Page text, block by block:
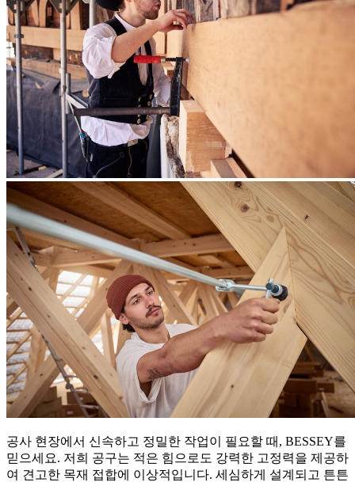
공사 현장에서 신속하고 정밀한 작업이 필요할 때, BESSEY를
믿으세요. 저희 공구는 적은 힘으로도 강력한 고정력을 제공하
여 견고한 목재 접합에 이상적입니다. 세심하게 설계되고 튼튼